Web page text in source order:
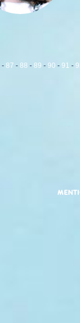
- 87 - 88 - 89 - 90 - 91 -